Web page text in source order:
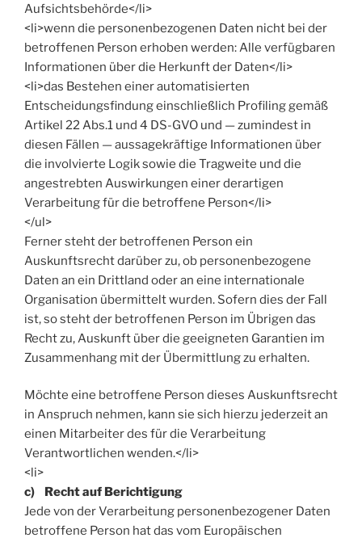
Aufsichtsbehörde</li>
<li>wenn die personenbezogenen Daten nicht bei der
betroffenen Person erhoben werden: Alle verfügbaren
Informationen über die Herkunft der Daten</li>
<li>das Bestehen einer automatisierten
Entscheidungsfindung einschließlich Profiling gemäß
Artikel 22 Abs.1 und 4 DS-GVO und — zumindest in
diesen Fällen — aussagekräftige Informationen über
die involvierte Logik sowie die Tragweite und die
angestrebten Auswirkungen einer derartigen
Verarbeitung für die betroffene Person</li>
</ul>
Ferner steht der betroffenen Person ein
Auskunftsrecht darüber zu, ob personenbezogene
Daten an ein Drittland oder an eine internationale
Organisation übermittelt wurden. Sofern dies der Fall
ist, so steht der betroffenen Person im Übrigen das
Recht zu, Auskunft über die geeigneten Garantien im
Zusammenhang mit der Übermittlung zu erhalten.
Möchte eine betroffene Person dieses Auskunftsrecht
in Anspruch nehmen, kann sie sich hierzu jederzeit an
einen Mitarbeiter des für die Verarbeitung
Verantwortlichen wenden.</li>
<li>
c) Recht auf Berichtigung
Jede von der Verarbeitung personenbezogener Daten
betroffene Person hat das vom Europäischen